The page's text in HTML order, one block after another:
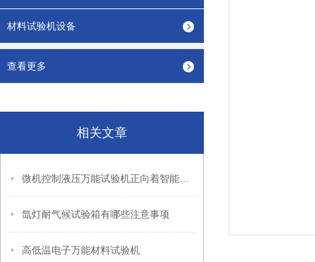
材料试验机设备
查看更多
相关文章
氙灯耐气候试验箱有哪些注意事项
高低温电子万能材料试验机